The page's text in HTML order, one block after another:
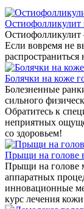
Остиофолликулит
Остиофолликулит
Если вовремя не
распространиться
Болячки на коже
Болезненные
сильного
Обратитесь к
неприятных
со здоровьем!
Прыщи на голове
Прыщи на голове
аппаратных
инновационные
курс лечения